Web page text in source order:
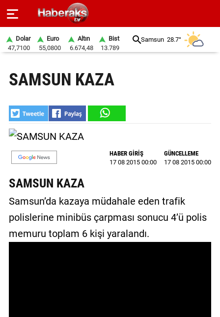
SPOR
YAŞAM
EKONOMİ
BELEDİYELER
SİYASET
EĞİTİM
GALERİ
Dolar
47,7100
Euro
55,0800
Altın
6.674,48
Bist
13.789
Samsun 28.7°
SAMSUN KAZA
HABER GİRİŞ
17 08 2015 00:00
GÜNCELLEME
17 08 2015 00:00
SAMSUN KAZA
Samsun’da kazaya müdahale eden trafik
polislerine minibüs çarpması sonucu 4’ü polis
memuru toplam 6 kişi yaralandı.